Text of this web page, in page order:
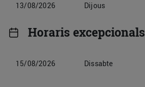
13/08/2026 Dijous
Horaris excepcionals
15/08/2026 Dissabte